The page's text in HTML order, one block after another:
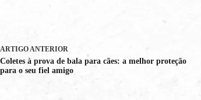
ARTIGOANTERIOR
Coletes à prova de bala para cães: a melhor proteção
para o seu fiel amigo